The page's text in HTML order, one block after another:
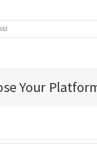
Tips,
over
Your